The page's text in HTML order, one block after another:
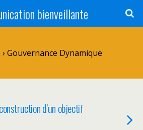
bienveillante
Gouvernance Dynamique
d’un objectif